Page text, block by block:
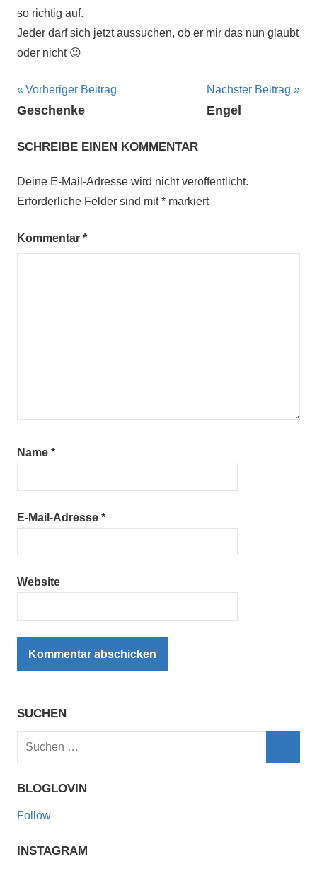
so richtig auf.
Jeder darf sich jetzt aussuchen, ob er mir das nun glaubt
oder nicht 😉
Beitragsnavigation
Vorheriger Beitrag
Geschenke
Nächster Beitrag
Engel
SCHREIBE EINEN KOMMENTAR
Deine E-Mail-Adresse wird nicht veröffentlicht.
Erforderliche Felder sind mit* markiert
Kommentar *
Name *
E-Mail-Adresse *
Website
SUCHEN
Suchen
BLOGLOVIN
Follow
INSTAGRAM